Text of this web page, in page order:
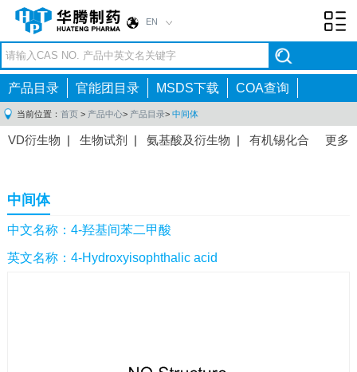
EN
产品目录 官能团目录 MSDS下载 COA查询
当前位置： 首页 > 产品中心> 产品目录> 中间体
更多
VD衍生物 | 生物试剂 | 氨基酸及衍生物 | 有机锡化合
间体|
感染药物中间体
体 |抗精神病药物中间体 |抗炎药物中间体
药中间体|其他原料药中间体|
中间体
中文名称：4-羟基间苯二甲酸
英文名称：4-Hydroxyisophthalic acid